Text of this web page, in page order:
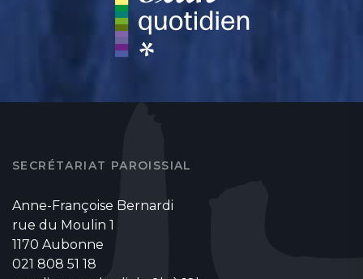
SECRÉTARIAT PAROISSIAL
Anne-Françoise Bernardi
rue du Moulin 1
1170 Aubonne
021 808 51 18